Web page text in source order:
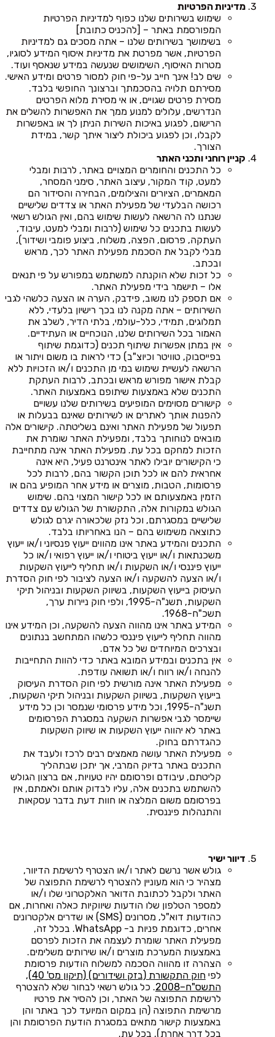
מדיניות הפרטיות
שימוש בשירותים שלנו כפוף למדיניות הפרטיות
המפורסמת באתר – [להכניס כתובת]
בשימושך בשירותים שלנו – אתה מסכים גם למדיניות
הפרטיות, אשר מפרטת את מדיניות איסוף המידע לסוגיו,
מטרות האיסוף, השימושים שנעשה במידע שנאסף ועוד.
שים לב! אינך חייב על-פי חוק למסור פרטים ומידע האישי.
מסירתם תלויה בהסכמתך וברצונך החופשי בלבד.
מסירת פרטים שגויים, או אי מסירת מלוא הפרטים
הנדרשים, עלולים למנוע ממך את האפשרות להשלים את
הרישום, לפגוע באיכות השירות הניתן לך או באפשרות
לקבלו, וכן לפגוע ביכולת ליצור איתך קשר, במידת
הצורך.
קניין רוחני ותכני האתר
כל התכנים והחומרים המצויים באתר, לרבות ומבלי
למעט, קוד המקור, עיצוב האתר, סימני המסחר,
המאמרים, הציורים והצילומים, הבחירה והסידור הם
רכושה הבלעדי של מפעילת האתר או צדדים שלישיים
שנתנו לה הרשאה לעשות שימוש בהם, ואין הגולש רשאי
לעשות בתכנים כל שימוש (לרבות ומבלי למעט, עיבוד,
העתקה, פרסום, הפצה, משלוח, ביצוע פומבי ושידור),
מבלי לקבל את הסכמת מפעילת האתר לכך, מראש
ובכתב.
כל זכות שלא הוקנתה למשתמש במפורש על פי תנאים
אלו – תישמר בידי מפעילת האתר.
אם תספק לנו משוב, פידבק, הערה או הצעה כלשהי לגבי
השירותים – אתה מקנה לנו בכך רישיון בלעדי, ללא
תמלוגים, תמידי, כלל-עולמי, בלתי הדיר, לשלב את
האמור בכל השירותים שלנו, הנוכחיים או העתידיים.
אין במתן אפשרות שיתוף תכנים (כדוגמת שיתוף
בפייסבוק, טוויטר וכיוצ"ב) כדי לראות בו משום ויתור או
הרשאה לעשיית שימוש במי מן התכנים ו/או הזכויות ללא
קבלת אישור מפורש מראש ובכתב, לרבות העתקת
התכנים שלא באמצעות שיתופם באמצעות האתר.
קישורים מסוימים המופיעים בשירותים שלנו עשויים
להפנות אותך לאתרים או לשירותים שאינם בבעלות או
תפעול של מפעילת האתר ואינם בשליטתה. קישורים אלה
מובאים לנוחותך בלבד, ומפעילת האתר שומרת את
הזכות למחקם בכל עת. מפעילת האתר אינה מתחייבת
כי הקישורים יובילו לאתר אינטרנט פעיל, היא אינה
אחראית להם או לכל תוכן הקשור בהם, לרבות לכל
פרסומות, הטבות, מוצרים או מידע אחר המופיע בהם או
הזמין באמצעותם או לכל קישור המצוי בהם. שימוש
הגולש במקורות אלה, התקשורת של הגולש עם צדדים
שלישיים במסגרתם, וכל נזק שלכאורה יגרם לגולש
כתוצאה משימוש בהם – הנו באחריותו בלבד.
התכנים והמידע באתר אינו מהווים ייעוץ פנסיוני ו/או ייעוץ
משכנתאות ו/או ייעוץ ביטוחי ו/או ייעוץ רפואי ו/או כל
ייעוץ פיננסי ו/או השקעות ו/או תחליף לייעוץ השקעות
ו/או הצעה להשקעה ו/או הצעה לציבור לפי חוק הסדרת
העיסוק בייעוץ השקעות, בשיווק השקעות ובניהול תיקי
השקעות, תשנ"ה-1995, ולפי חוק ניירות ערך,
תשכ"ח-1968.
המידע באתר אינו מהווה הצעה להשקעה, וכן המידע אינו
מהווה תחליף לייעוץ פיננסי כלשהו המתחשב בנתונים
ובצרכים המיוחדים של כל אדם.
אין בתכנים ובמידע המובא באתר כדי להוות התחייבות
להנחה ו/או רווח ו/או תשואה עודפת.
מפעילת האתר אינה מורשית לפי חוק הסדרת העיסוק
בייעוץ השקעות, בשיווק השקעות ובניהול תיקי השקעות,
תשנ"ה-1995, וכל מידע פרסומי שנמסר וכן כל מידע
שיימסר לגבי אפשרות השקעה במסגרת הפרסומים
באתר לא יהווה ייעוץ השקעות או שיווק השקעות
כהגדרתם בחוק.
מפעילת האתר עושה מאמצים רבים לרכז ולעבד את
התכנים באתר בדיוק המרבי, אך יתכן שבתהליך
קליטתם, עיבודם ופרסומם יהיו טעויות, אם ברצון הגולש
להשתמש בתכנים אלה, עליו לבדוק אותם ולאמתם, אין
בפרסומם משום המלצה או חוות דעת בדבר עסקאות
והתנהלות פיננסית.
דיוור ישיר
גולש אשר נרשם לאתר ו/או הצטרף לרשימת הדיוור,
מצהיר כי הוא מעוניין להצטרף לרשימת התפוצה של
האתר ולקבל לכתובת הדואר האלקטרוני שלו ו/או
למספר הטלפון שלו הודעות שיווקיות כאלה ואחרות, אם
כהודעות דוא"ל, מסרונים (SMS) או שדרים אלקטרונים
אחרים, כדוגמת פניות ב- WhatsApp. בכלל זה,
מפעילת האתר שומרת לעצמה את הזכות לפרסם
באמצעות המערכת מוצרים ו/או שירותים משלימים.
הצהרה זו מהווה הסכמה למשלוח הודעות פרסומת
לפי
חוק התקשורת (בזק ושידורים) (תיקון מס' 40),
התשס"ח–2008
. כל גולש רשאי לבחור שלא להצטרף
לרשימת התפוצה של האתר, וכן להסיר את פרטיו
מרשימת התפוצה (הן במקום המיועד לכך באתר והן
באמצעות קישור מתאים במסגרת הודעת הפרסומת והן
בכל דרך אחרת), בכל עת.